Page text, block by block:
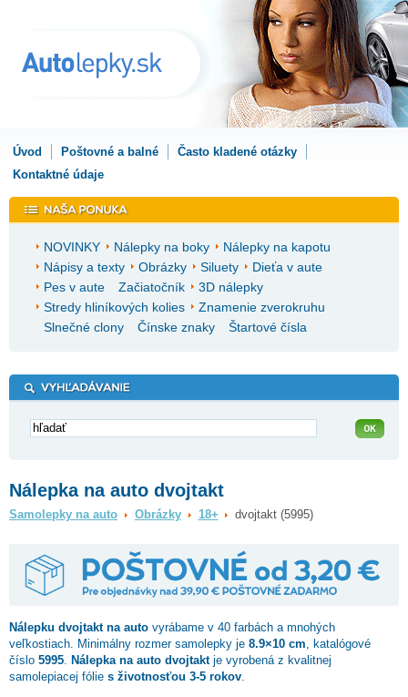
Úvod Poštovné a balné
Často kladené otázky
Kontaktné údaje
NOVINKY Nálepky na boky
Nálepky na kapotu
Nápisy a texty
Obrázky Siluety
Dieťa v aute
Pes v aute
Začiatočník
3D nálepky
Stredy hliníkových kolies
Znamenie zverokruhu
Slnečné clony
Čínske znaky Štartové čísla
Nálepka na auto dvojtakt
Samolepky na auto Obrázky 18+ dvojtakt (5995)
Nálepku dvojtaktna auto vyrábame v 40 farbách a mnohých
veľkostiach. Minimálny rozmer samolepky je 8.9×10 cm , katalógové
číslo 5995 Nálepka na auto dvojtaktje vyrobená z kvalitnej
samolepiacej fólie s životnosťou 3-5 rokov